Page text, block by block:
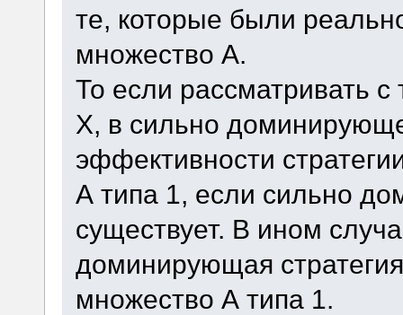
те, которые были
множество А.
То если рассматривать
Х, в сильно
эффективности
А типа 1, если сильно
существует. В ином
доминирующая
множество А типа 1.